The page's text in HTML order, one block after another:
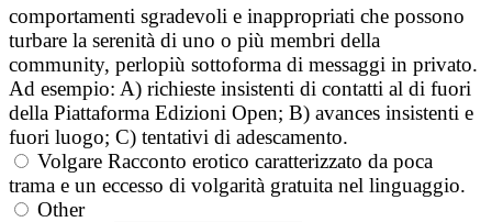
comportamenti sgradevoli e inappropriati che possono
turbare la serenità di uno o più membri della
community, perlopiù sottoforma di messaggi in privato.
Ad esempio: A) richieste insistenti di contatti al di fuori
della Piattaforma Edizioni Open; B) avances insistenti e
fuori luogo; C) tentativi di adescamento.
Volgare Racconto erotico caratterizzato da poca
trama e un eccesso di volgarità gratuita nel linguaggio.
Other